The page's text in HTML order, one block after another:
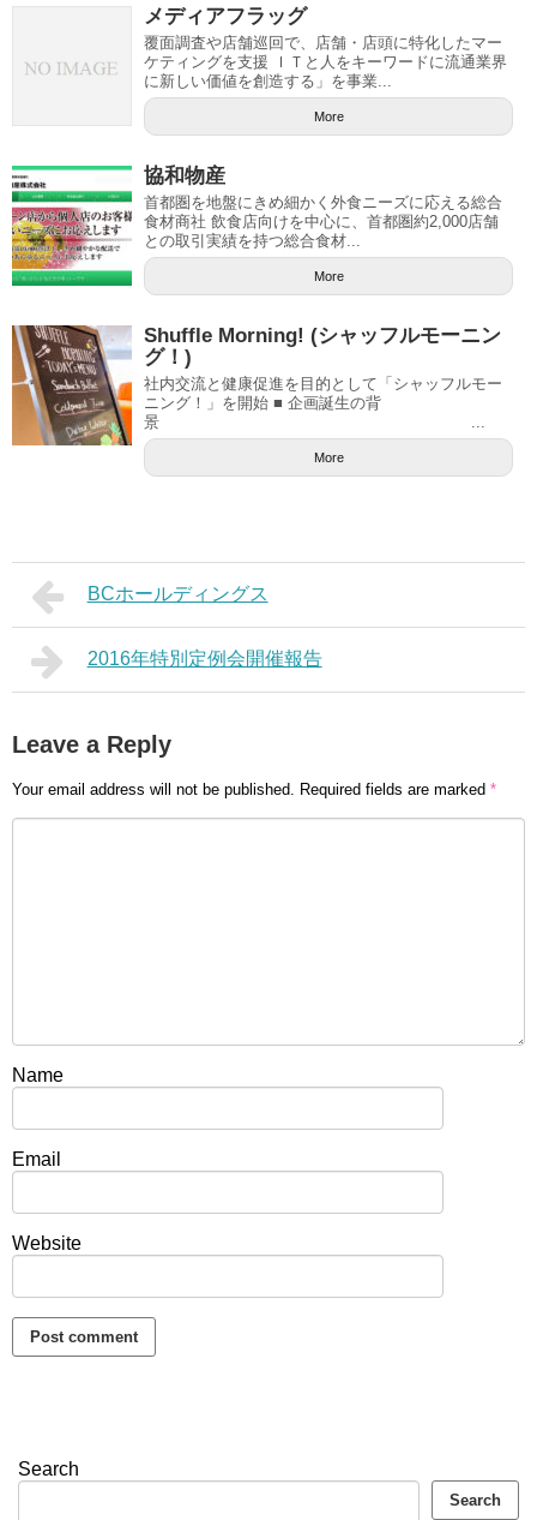
メディアフラッグ
覆面調査や店舗巡回で、店舗・店頭に特化したマー
ケティングを支援 ＩＴと人をキーワードに流通業界
に新しい価値を創造する」を事業...
More
協和物産
首都圏を地盤にきめ細かく外食ニーズに応える総合
食材商社 飲食店向けを中心に、首都圏約2,000店舗
との取引実績を持つ総合食材...
More
Shuffle Morning! (シャッフルモーニン
グ！)
社内交流と健康促進を目的として「シャッフルモー
ニング！」を開始 ■ 企画誕生の背
景 ...
More
BCホールディングス
2016年特別定例会開催報告
Leave a Reply
Your email address will not be published. Required fields are marked *
Name
Email
Website
Search
Search